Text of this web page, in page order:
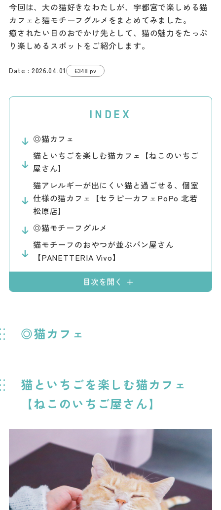
今回は、大の猫好きなわたしが、宇都宮で楽しめる猫
カフェと猫モチーフグルメをまとめてみました。
癒されたい日のおでかけ先として、猫の魅力をたっぷ
り楽しめるスポットをご紹介します。
2026.04.01 6348 pv
INDEX
◎猫カフェ
猫といちごを楽しむ猫カフェ【ねこのいちご
屋さん】
猫アレルギーが出にくい猫と過ごせる、個室
仕様の猫カフェ【セラピーカフェPoPo 北若
松原店】
◎猫モチーフグルメ
猫モチーフのおやつが並ぶパン屋さん
【PANETTERIA Vivo】
目次を開く
◎猫カフェ
猫といちごを楽しむ猫カフェ
【ねこのいちご屋さん】
フィルムコミ
ッション
お問い合わせ